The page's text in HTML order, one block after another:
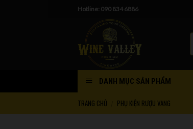
Hotline: 090 834 6886
DANH MỤC SẢN PHẨM
TRANG CHỦ PHỤ KIỆN RƯỢU VANG